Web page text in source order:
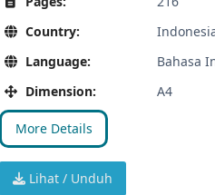
Country:
Language:
Bahasa
Dimension:
A4
More Details
Lihat / Unduh